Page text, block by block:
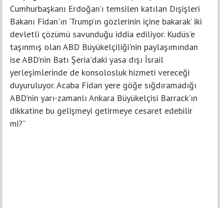
Cumhurbaşkanı Erdoğan’ı temsilen katılan Dışişleri
Bakanı Fidan'ın ‘Trump’ın gözlerinin içine bakarak’ iki
devletli çözümü savunduğu iddia ediliyor. Kudüs'e
taşınmış olan ABD Büyükelçiliği'nin paylaşımından
ise ABD'nin Batı Şeria'daki yasa dışı İsrail
yerleşimlerinde de konsolosluk hizmeti vereceği
duyuruluyor. Acaba Fidan yere göğe sığdıramadığı
ABD'nin yarı-zamanlı Ankara Büyükelçisi Barrack'ın
dikkatine bu gelişmeyi getirmeye cesaret edebilir
mi?”